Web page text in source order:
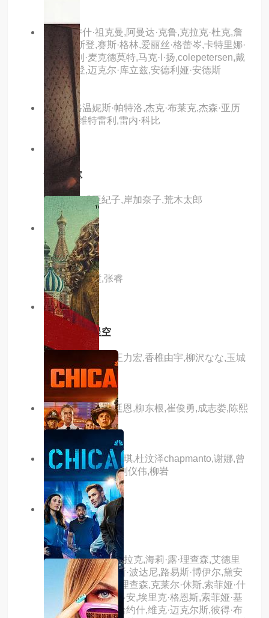
主演：乔什·祖克曼,阿曼达·克鲁,克拉克·杜克,詹
姆斯·麦斯登,赛斯·格林,爱丽丝·格蕾岑,卡特里娜·
宝登,查利·麦克德莫特,马克·l·扬,colepetersen,戴
夫·谢里登,迈克尔·库立兹,安德利娅·安德斯
主演：格温妮斯·帕特洛,杰克·布莱克,杰森·亚历
山大,乔·维特雷利,雷内·科比
3.0分 hd
情欲九歌
主演：友成亜紀子,岸加奈子,荒木太郎
9.0分 hd
河豚
主演：钟欣潼,张睿
6.0分 hd
日正当中的星空
主演：铃木京香,王力宏,香椎由宇,柳沢なな,玉城
満
主演：郑俊镐,金廷恩,柳东根,崔俊勇,成志娄,陈熙
琼,李基英
主演：郑中基,梁咏琪,杜汶泽chapmanto,谢娜,曾
志伟,郭德纲,那威,刘仪伟,柳岩
10.0分 全8集
凡妇俗女
主演：艾米莉亚·克拉克,海莉·露·理查森,艾德里
安·莱斯特,尼古拉斯·波达尼,路易斯·博伊尔,黛安
娜·加德纳,安德鲁·理查森,克莱尔·休斯,索菲娅·什
克利亚鲁克,伊万·多安,埃里克·格恩斯,索菲娅·基
里琴科,西拉尔德·哈约什,维克·迈克尔斯,彼得·布